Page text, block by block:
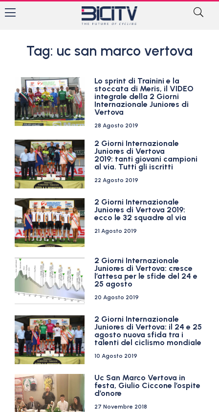
Tag: uc san marco vertova
Lo sprint di Trainini e la
stoccata di Meris, il VIDEO
integrale della 2 Giorni
Internazionale Juniores di
Vertova
28 Agosto 2019
2 Giorni Internazionale
Juniores di Vertova
2019: tanti giovani campioni
al via. Tutti gli iscritti
22 Agosto 2019
2 Giorni Internazionale
Juniores di Vertova 2019:
ecco le 32 squadre al via
21 Agosto 2019
2 Giorni Internazionale
Juniores di Vertova: cresce
l’attesa per le sfide del 24 e
25 agosto
20 Agosto 2019
2 Giorni Internazionale
Juniores di Vertova: il 24 e 25
agosto nuova sfida tra i
talenti del ciclismo mondiale
10 Agosto 2019
Uc San Marco Vertova in
festa, Giulio Ciccone l’ospite
d’onore
27 Novembre 2018